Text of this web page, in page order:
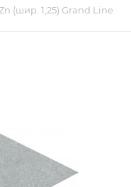
(шир. 1,25) Grand Line